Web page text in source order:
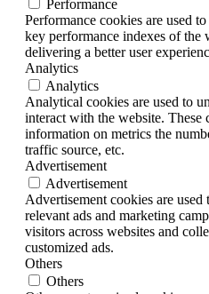
Performance
Performance cookies are used
key performance indexes of the
delivering a better user
Analytics
Analytics
Analytical cookies are used to
interact with the website. These
information on metrics the
traffic source, etc.
Advertisement
Advertisement
Advertisement cookies are
relevant ads and marketing
visitors across websites and
customized ads.
Others
Others